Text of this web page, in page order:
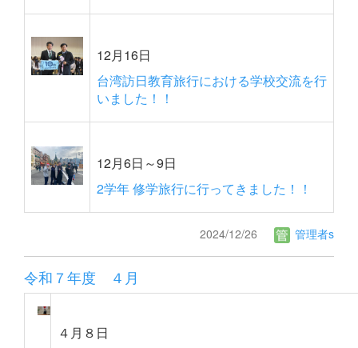
12月16日
台湾訪日教育旅行における学校交流を行
いました！！
12月6日～9日
2学年 修学旅行に行ってきました！！
2024/12/26 管理者s
令和７年度 ４月
４月８日